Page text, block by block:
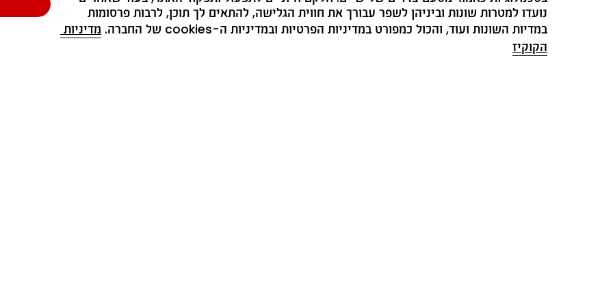
נועדו למטרות שונות וביניהן לשפר עבורך את חווית הגלישה, להתאים לך תוכן, לרבות פרסומות
במדיות השונות ועוד, והכול כמפורט במדיניות הפרטיות ובמדיניות ה-cookies של החברה.
מדיניות
הקוקיז
הירשמו לדיוור שלנו 😉 ותהיו הראשונים לדעת על קולקציות חדשות, מבצעים והפתעות
כל השדות המסומנים ב-* הם שדה חובה